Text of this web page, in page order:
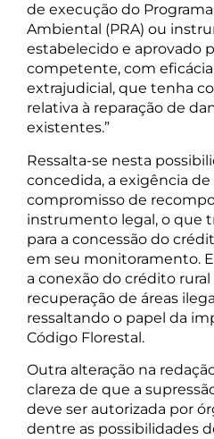
de execução do
Ambiental (PRA) ou
estabelecido e aprovado
competente, com
extrajudicial, que tenha
relativa à reparação de
existentes.”
Ressalta-se nesta
concedida, a exigência
compromisso de
instrumento legal, o que
para a concessão do
em seu monitoramento.
a conexão do crédito
recuperação de áreas
ressaltando o papel da
Código Florestal.
Outra alteração na
clareza de que a
deve ser autorizada por
dentre as possibilidades